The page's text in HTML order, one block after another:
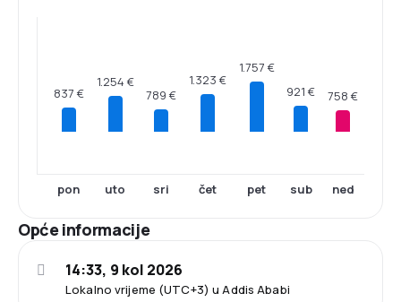
837 €
pon
1.254 €
uto
789 €
sri
1.323 €
čet
1.757 €
pet
921 €
sub
758 €
ned
Opće informacije
Lokalno vrijeme (UTC+3) u Addis Ababi
14:33, 9 kol 2026